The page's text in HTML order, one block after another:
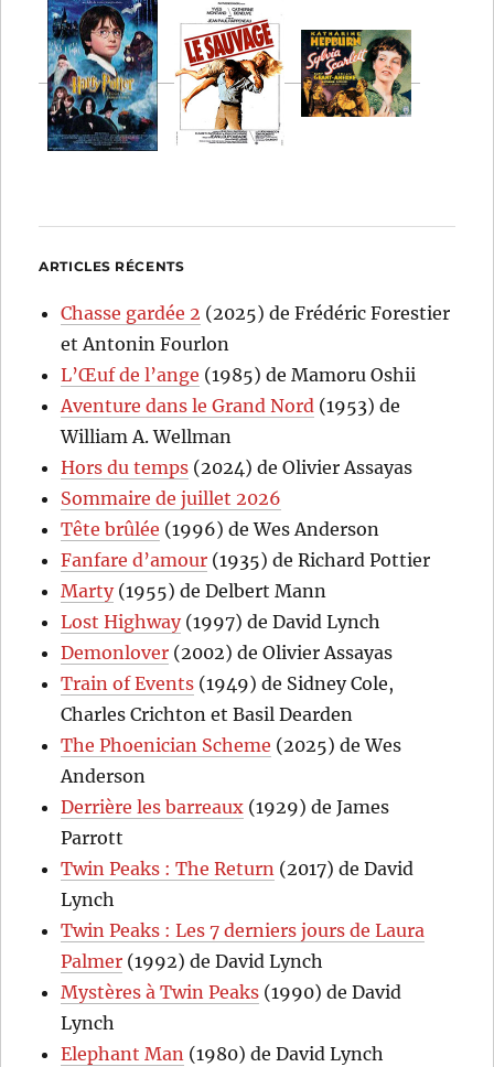
ARTICLES RÉCENTS
Chasse gardée 2 (2025) de Frédéric Forestier
et Antonin Fourlon
L’Œuf de l’ange (1985) de Mamoru Oshii
Aventure dans le Grand Nord (1953) de
William A. Wellman
Hors du temps (2024) de Olivier Assayas
Sommaire de juillet 2026
Tête brûlée (1996) de Wes Anderson
Fanfare d’amour (1935) de Richard Pottier
Marty(1955) de Delbert Mann
Lost Highway(1997) de David Lynch
Demonlover (2002) de Olivier Assayas
Train of Events (1949) de Sidney Cole,
Charles Crichton et Basil Dearden
The Phoenician Scheme (2025) de Wes
Anderson
Derrière les barreaux (1929) de James
Parrott
Twin Peaks : The Return (2017) de David
Lynch
Twin Peaks : Les 7 derniers jours de Laura
Palmer (1992) de David Lynch
Mystères à Twin Peaks (1990) de David
Lynch
Elephant Man (1980) de David Lynch